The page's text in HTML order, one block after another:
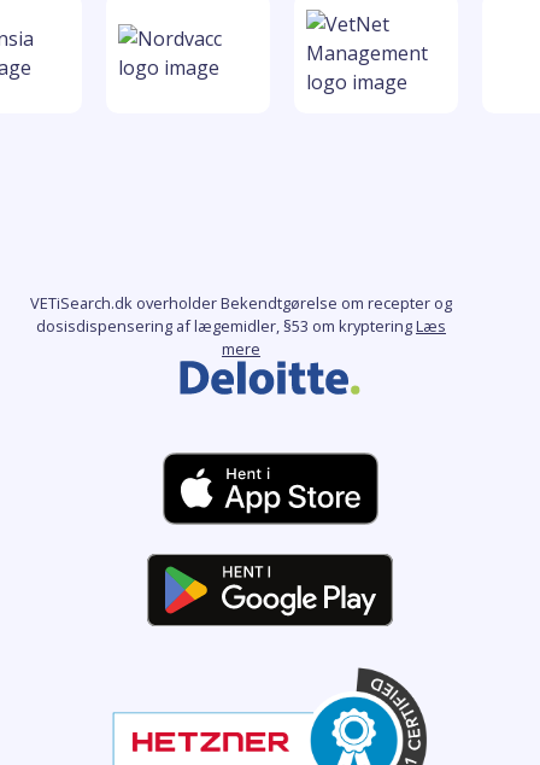
VETiSearch.dk overholder Bekendtgørelse om recepter og
dosisdispensering af lægemidler, §53 om krypteringLæs
mere